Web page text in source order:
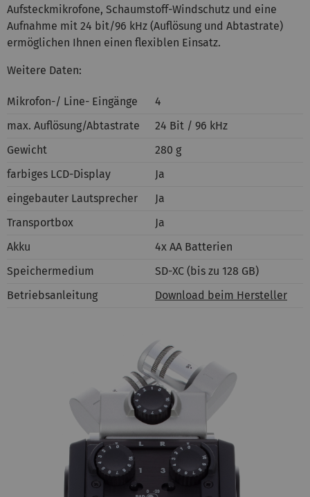
Aufsteckmikrofone, Schaumstoff-Windschutz und eine
Aufnahme mit 24 bit/96 kHz (Auflösung und Abtastrate)
ermöglichen Ihnen einen flexiblen Einsatz.
Weitere Daten:
Mikrofon-/ Line- Eingänge
4
max. Auflösung/Abtastrate
24 Bit / 96 kHz
Gewicht
280 g
farbiges LCD-Display
Ja
eingebauter Lautsprecher
Ja
Transportbox
Ja
Akku
4x AA Batterien
Speichermedium
SD-XC (bis zu 128 GB)
Betriebsanleitung
Download beim Hersteller